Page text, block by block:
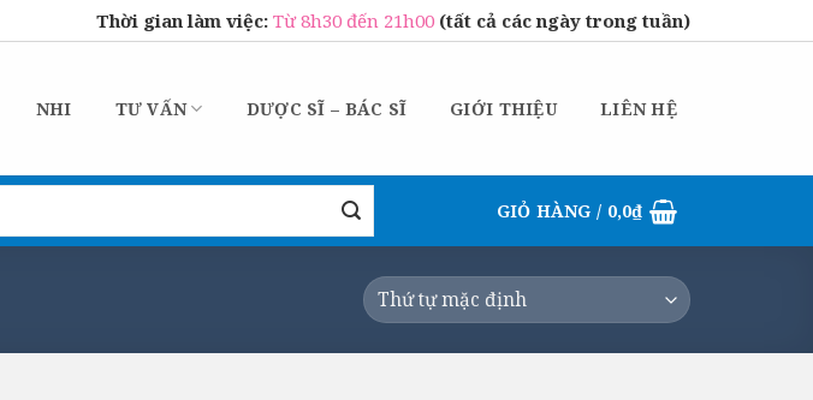
Thời gian làm việc: Từ 8h30 đến 21h00 (tất cả các ngày trong tuần)
NHI TƯ VẤN DƯỢC SĨ – BÁC SĨ GIỚI THIỆU LIÊN HỆ
GIỎ HÀNG / 0,0₫